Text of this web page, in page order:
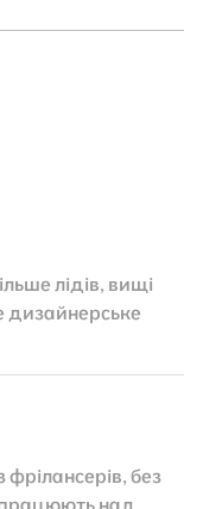
лідів, вищі
дизайнерське
без
працюють над